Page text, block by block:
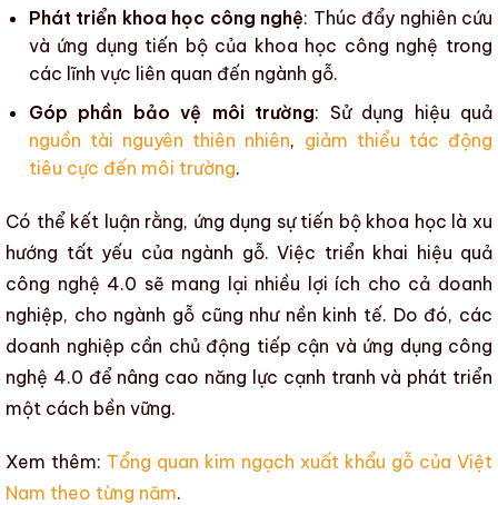
Phát triển khoa học công nghệ: Thúc đẩy nghiên cứu
và ứng dụng tiến bộ của khoa học công nghệ trong
các lĩnh vực liên quan đến ngành gỗ.
Góp phần bảo vệ môi trường: Sử dụng hiệu quả
nguồn tài nguyên thiên nhiên, giảm thiểu tác động
tiêu cực đến môi trường.
Có thể kết luận rằng, ứng dụng sự tiến bộ khoa học là xu
hướng tất yếu của ngành gỗ. Việc triển khai hiệu quả
công nghệ 4.0 sẽ mang lại nhiều lợi ích cho cả doanh
nghiệp, cho ngành gỗcũng như nền kinh tế. Do đó, các
doanh nghiệp cần chủ động tiếp cận và ứng dụng công
nghệ 4.0 để nâng cao năng lực cạnh tranh và phát triển
một cách bền vững.
Xem thêm: Tổng quan kim ngạch xuất khẩu gỗ của Việt
Nam theo từng năm.